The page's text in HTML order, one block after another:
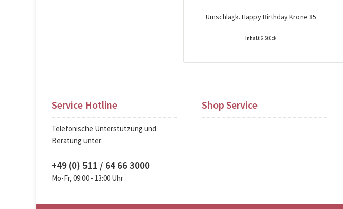
Umschlagk. Happy Birthday Krone 85
Inhalt6 Stück
Preise nach Login sichtbar!
Service Hotline
Telefonische Unterstützung und
Beratung unter:
+49 (0) 511 / 64 66 3000
Mo-Fr, 09:00 - 13:00 Uhr
Shop Service